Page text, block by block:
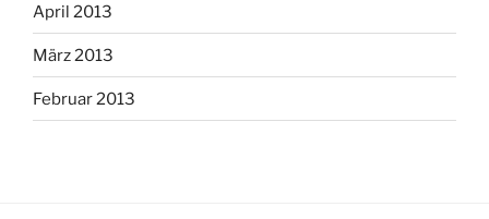
April 2013
März 2013
Februar 2013